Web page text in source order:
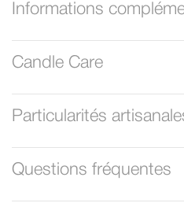
Informations
Candle Care
Particularités
Questions fréquentes